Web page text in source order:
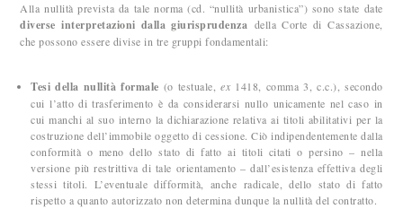
Alla nullità prevista da tale norma (cd. “nullità urbanistica”) sono state date
diverse interpretazioni dalla giurisprudenza della Corte di Cassazione,
che possono essere divise in tre gruppi fondamentali:
Tesi della nullità formale (o testuale,ex 1418, comma 3, c.c.), secondo
cui l’atto di trasferimento è da considerarsi nullo unicamente nel caso in
cui manchi al suo interno la dichiarazione relativa ai titoli abilitativi per la
costruzione dell’immobile oggetto di cessione. Ciò indipendentemente dalla
conformità o meno dello stato di fatto ai titoli citati o persino – nella
versione più restrittiva di tale orientamento – dall’esistenza effettiva degli
stessi titoli. L’eventuale difformità, anche radicale, dello stato di fatto
rispetto a quanto autorizzato non determina dunque la nullità del contratto.